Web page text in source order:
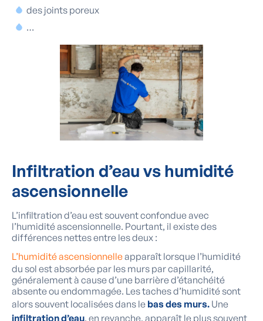
des joints poreux
…
Infiltration d’eau vs humidité
ascensionnelle
L’infiltration d’eau est souvent confondue avec
l’humidité ascensionnelle. Pourtant, il existe des
différences nettes entre les deux :
L’humidité ascensionnelleapparaît lorsque l’humidité
du sol est absorbée par les murs par capillarité,
généralement à cause d’une barrière d’étanchéité
absente ou endommagée. Les taches d’humidité sont
alors souvent localisées dans le bas des murs. Une
infiltration d’eau, en revanche, apparaît le plus souvent